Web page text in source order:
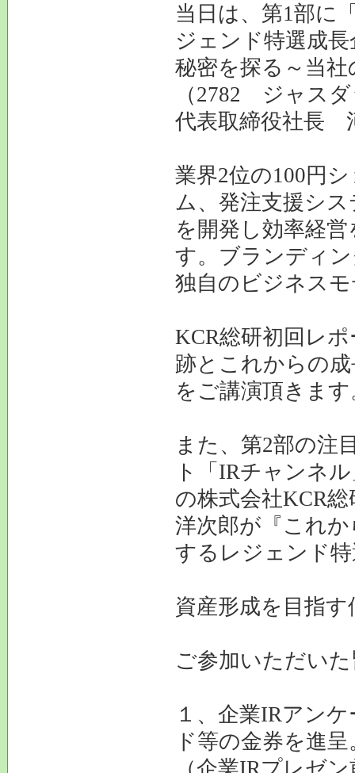
当日は、第1部に
ジェンド特選成
秘密を探る～当
（2782 ジャス
代表取締役社長
業界2位の100円
ム、発注支援シス
を開発し効率経
す。ブランディ
独自のビジネス
KCR総研初回レ
跡とこれからの
をご講演頂きま
また、第2部の注
ト「IRチャンネ
の株式会社KCR
洋次郎が『これ
するレジェンド
資産形成を目指
ご参加いただい
１、企業IRアン
ド等の金券を進呈
（企業IRプレゼ